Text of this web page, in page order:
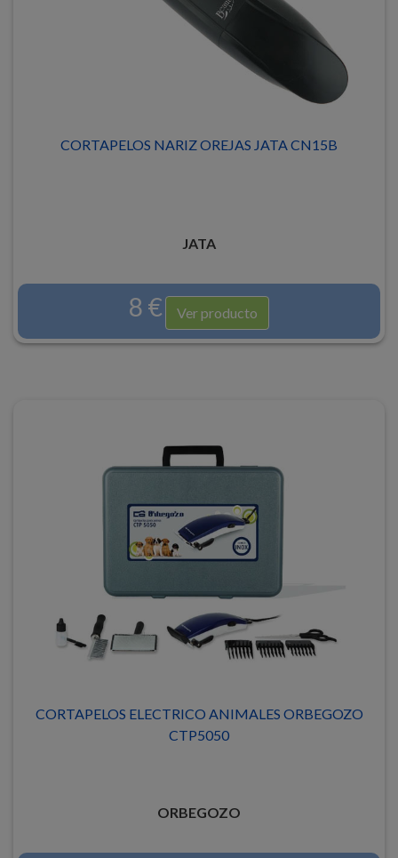
CORTAPELOS NARIZ OREJAS JATA CN15B
JATA
8 € Ver producto
CORTAPELOS ELECTRICO ANIMALES ORBEGOZO
CTP5050
ORBEGOZO